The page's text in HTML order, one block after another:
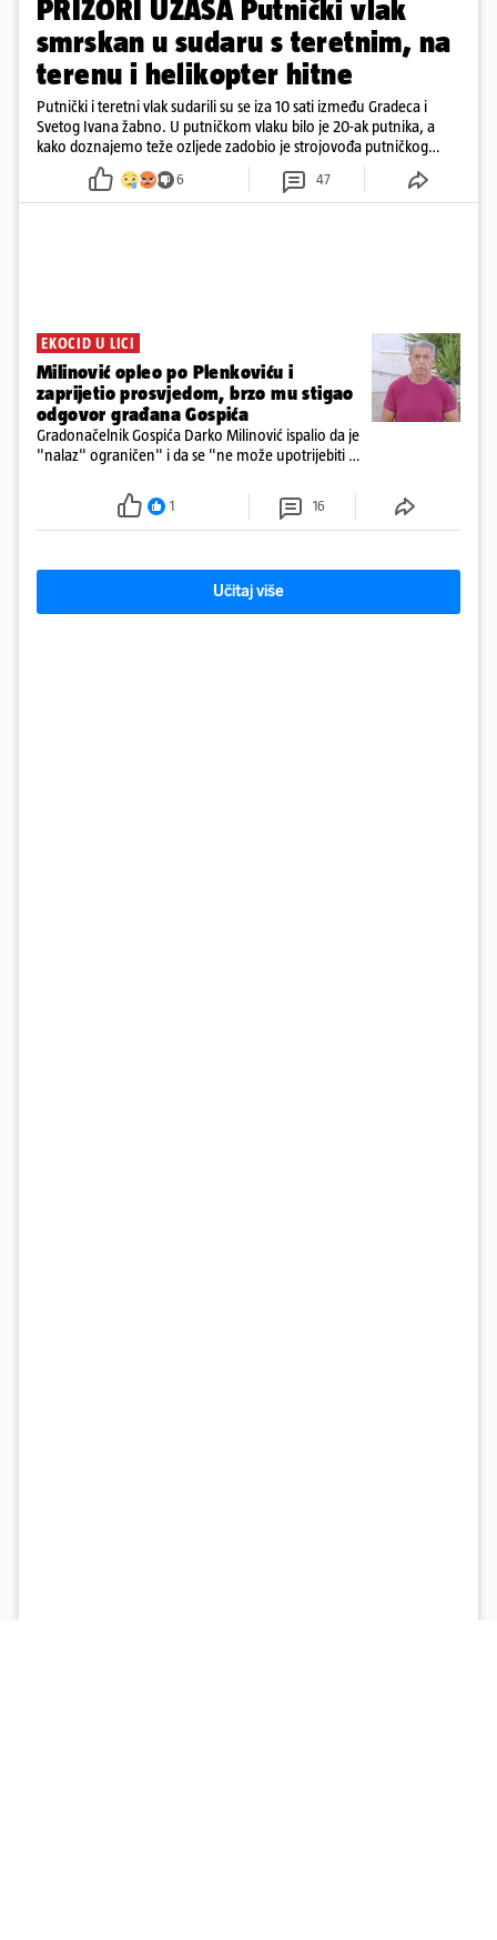
PRIZORI UŽASA Putnički vlak
smrskan u sudaru s teretnim, na
terenu i helikopter hitne
Putnički i teretni vlak sudarili su se iza 10 sati između Gradeca i
Svetog Ivana žabno. U putničkom vlaku bilo je 20-ak putnika, a
kako doznajemo teže ozljede zadobio je strojovođa putničkog
vlaka. Zatvoren je promet, a fotoreporteri Prigorskog objavili su
prve snimke s mjesta sudara
6 47
EKOCID U LICI
Milinović opleo po Plenkoviću i
zaprijetio prosvjedom, brzo mu stigao
odgovor građana Gospića
Gradonačelnik Gospića Darko Milinović ispalio da je
"nalaz" ograničen" i da se "ne može upotrijebiti za
ga je naručio Uskok i da je dio spisa
1 16
Učitaj više